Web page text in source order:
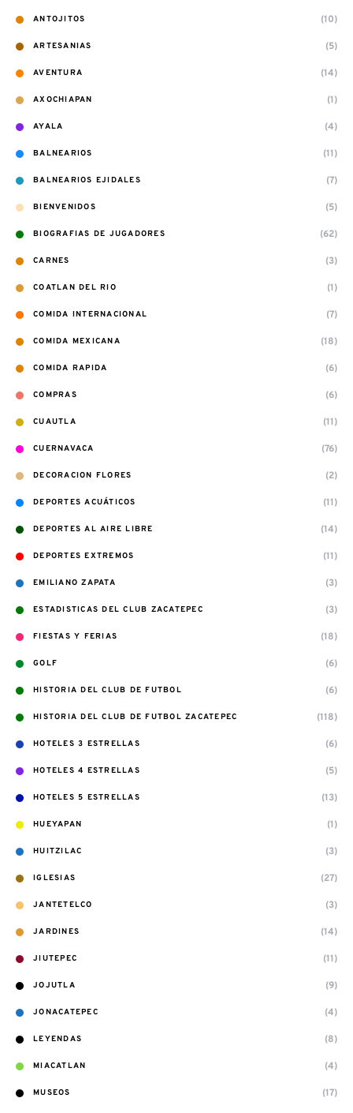
ANTOJITOS (10)
ARTESANIAS (5)
AVENTURA (14)
AXOCHIAPAN (1)
AYALA (4)
BALNEARIOS (11)
BALNEARIOS EJIDALES (7)
BIENVENIDOS (5)
BIOGRAFIAS DE JUGADORES (62)
CARNES (3)
COATLAN DEL RIO (1)
COMIDA INTERNACIONAL (7)
COMIDA MEXICANA (18)
COMIDA RAPIDA (6)
COMPRAS (6)
CUAUTLA (11)
CUERNAVACA (76)
DECORACION FLORES (2)
DEPORTES ACUÁTICOS (11)
DEPORTES AL AIRE LIBRE (14)
DEPORTES EXTREMOS (11)
EMILIANO ZAPATA (3)
ESTADISTICAS DEL CLUB ZACATEPEC (3)
FIESTAS Y FERIAS (18)
GOLF (6)
HISTORIA DEL CLUB DE FUTBOL (6)
HISTORIA DEL CLUB DE FUTBOL ZACATEPEC (118)
HOTELES 3 ESTRELLAS (6)
HOTELES 4 ESTRELLAS (5)
HOTELES 5 ESTRELLAS (13)
HUEYAPAN (1)
HUITZILAC (3)
IGLESIAS (27)
JANTETELCO (3)
JARDINES (14)
JIUTEPEC (11)
JOJUTLA (9)
JONACATEPEC (4)
LEYENDAS (8)
MIACATLAN (4)
MUSEOS (17)